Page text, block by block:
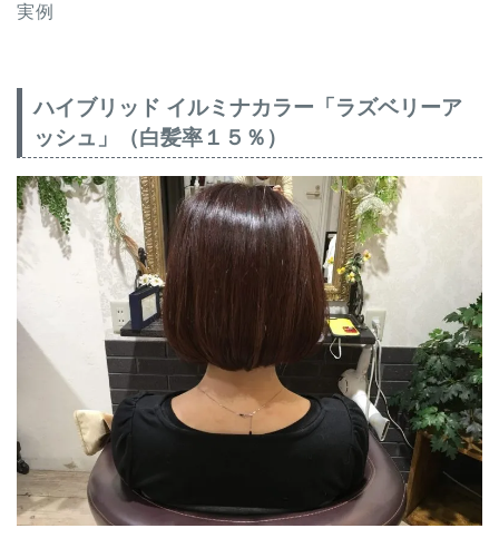
実例
ハイブリッド イルミナカラー「ラズベリーア
ッシュ」（白髪率１５％）